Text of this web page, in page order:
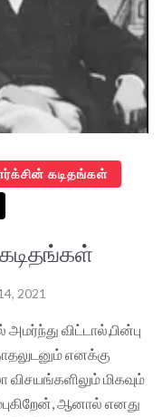
கடிதங்கள்
2021
விட்டால்,பின்பு
எனக்கு
மிகவும்
ஆனால் எனது